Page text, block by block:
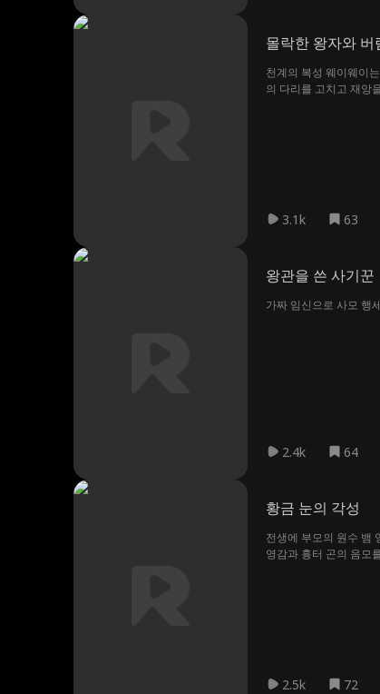
몰락한 왕자와 버
천계의 복성 웨이웨이
의 다리를 고치고 재앙
3.1k 63
왕관을 쓴 사기꾼
가짜 임신으로 사모 행
2.4k 64
황금 눈의 각성
전생에 부모의 원수 뱀
영감과 흉터 곤의 음모
2.5k 72